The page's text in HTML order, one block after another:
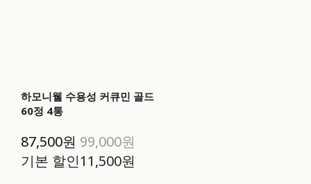
하모니웰 수용성 커큐민 골드
60정 4통
87,500원 99,000원
기본 할인11,500원